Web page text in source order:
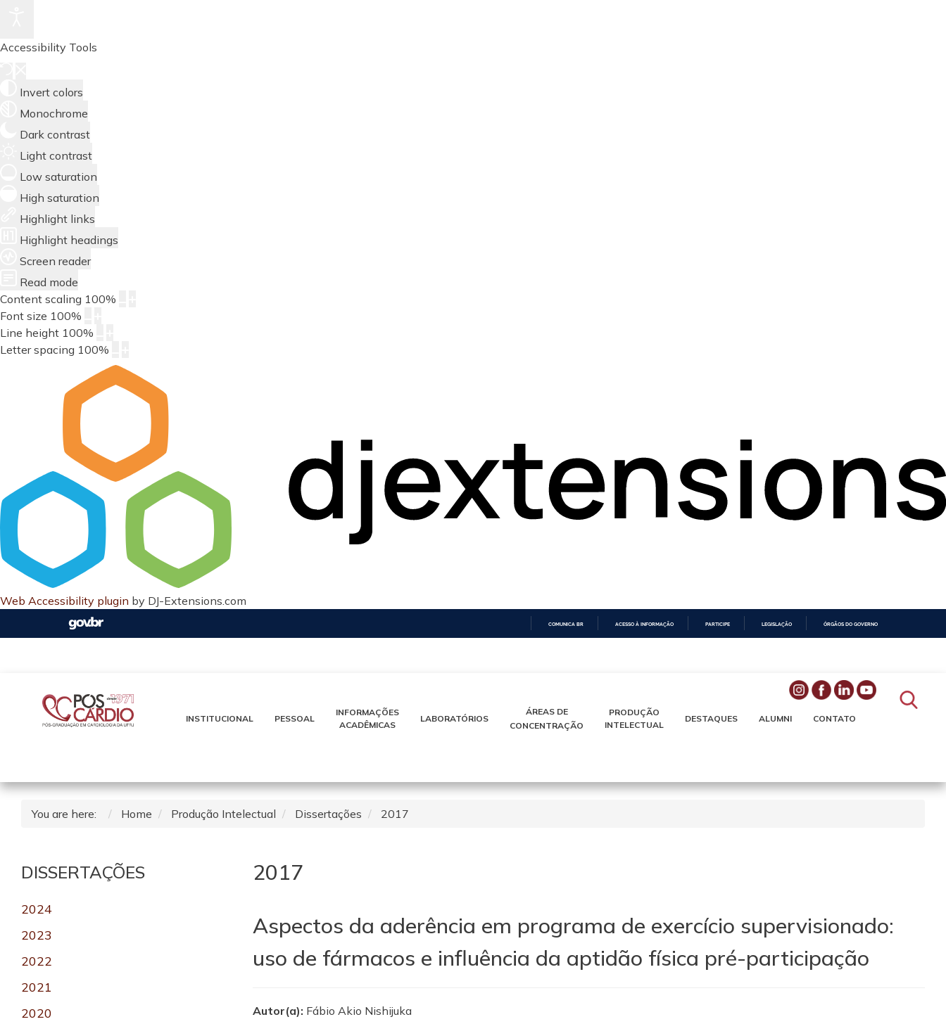
Accessibility Tools
Invert colors
Monochrome
Dark contrast
Light contrast
Low saturation
High saturation
Highlight links
Highlight headings
Screen reader
Read mode
Content scaling 100%
Font size 100%
Line height 100%
Letter spacing 100%
Web Accessibility plugin by DJ-Extensions.com
COMUNICA BR ACESSO À INFORMAÇÃO PARTICIPE LEGISLAÇÃO ÓRGÃOS DO GOVERNO
INSTITUCIONAL PESSOAL
INFORMAÇÕES
ACADÊMICAS
LABORATÓRIOS
ÁREAS DE
CONCENTRAÇÃO
PRODUÇÃO
INTELECTUAL
DESTAQUES ALUMNI CONTATO
You are here: Home Produção Intelectual Dissertações 2017
DISSERTAÇÕES
2024
2023
2022
2021
2020
2017
Aspectos da aderência em programa de exercício supervisionado:
uso de fármacos e influência da aptidão física pré-participação
Autor(a): Fábio Akio Nishijuka